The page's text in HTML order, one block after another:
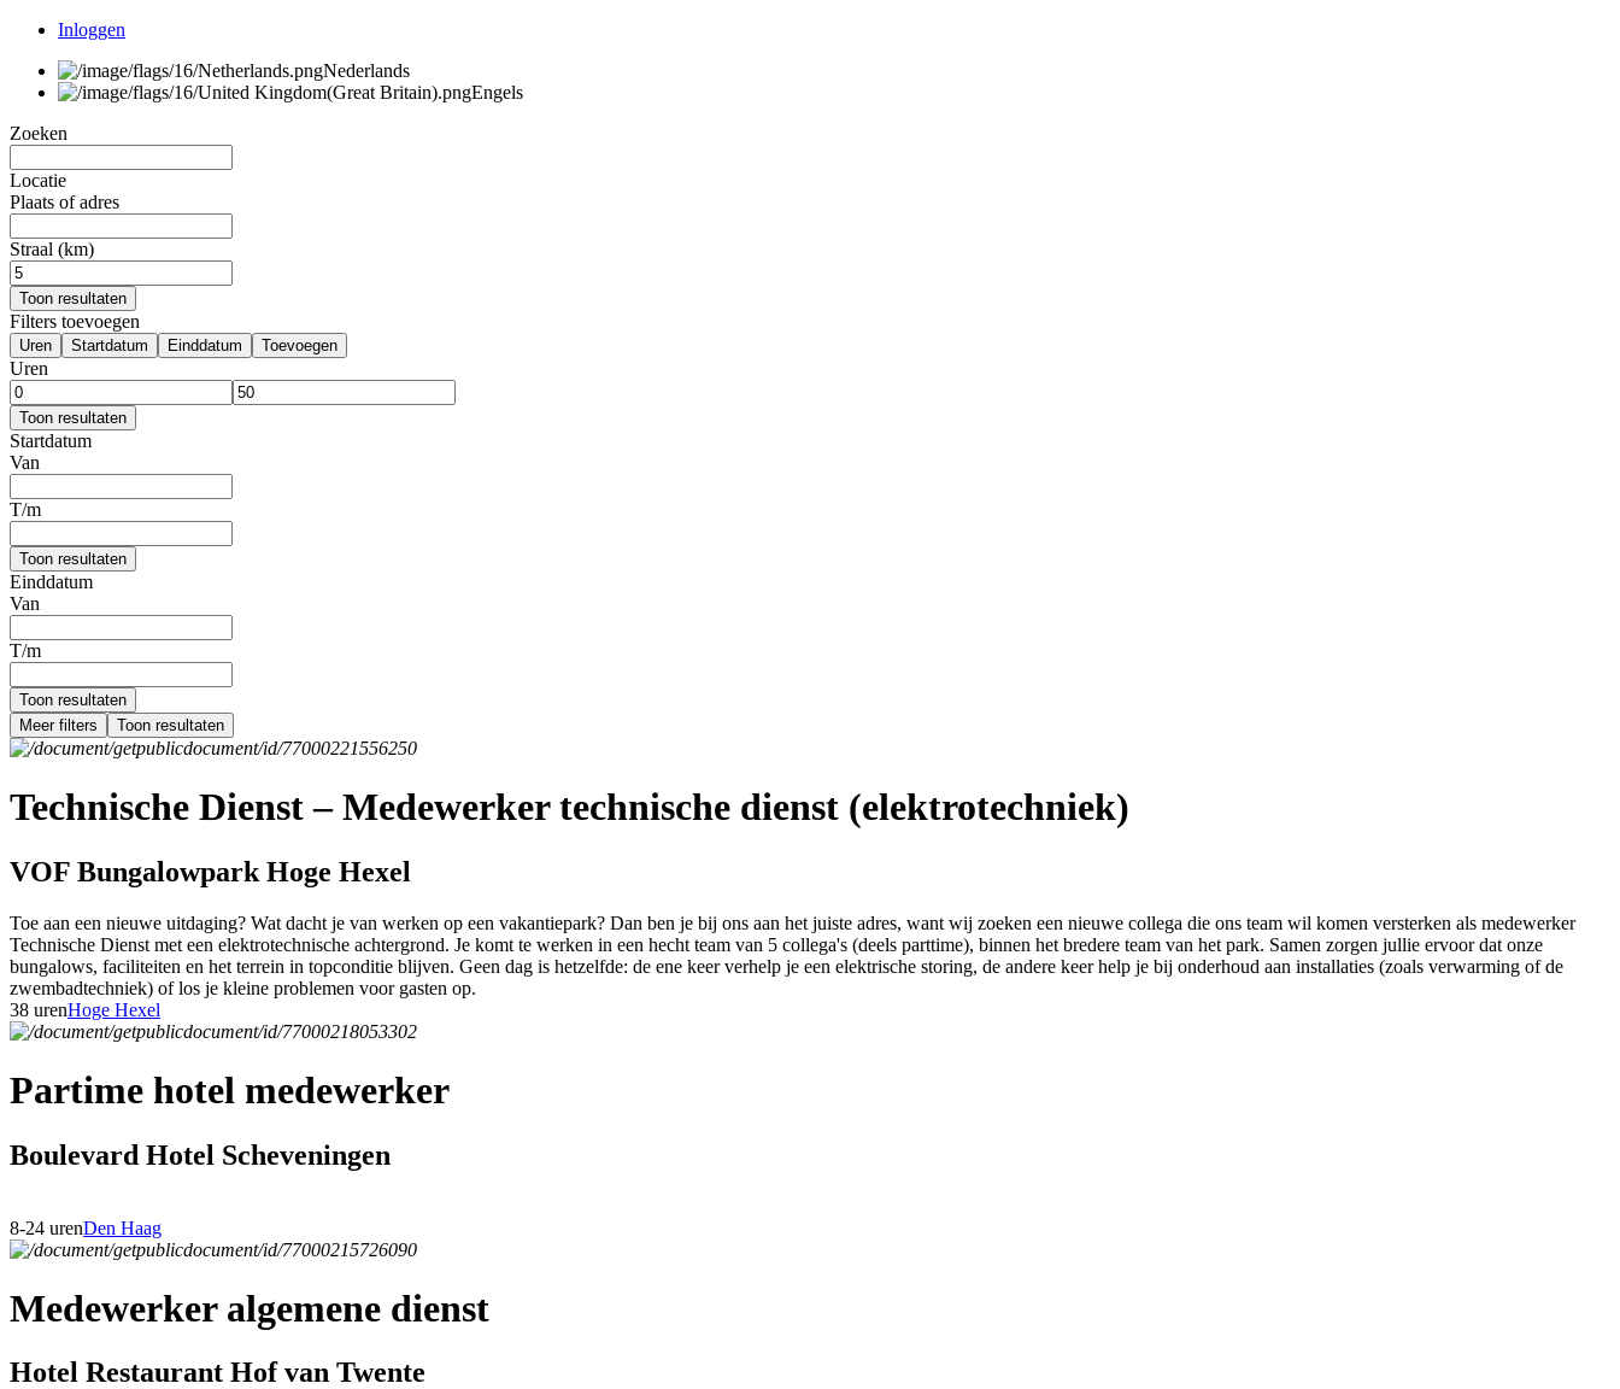
Inloggen
Nederlands
Engels
Zoeken
Locatie
Plaats of adres
Straal (km)
Toon resultaten
Filters toevoegen
Uren Startdatum Einddatum Toevoegen
Uren
Toon resultaten
Startdatum
Van
T/m
Toon resultaten
Einddatum
Van
T/m
Toon resultaten
Meer filters
Toon resultaten
Technische Dienst – Medewerker technische dienst (elektrotechniek)
VOF Bungalowpark Hoge Hexel
Toe aan een nieuwe uitdaging? Wat dacht je van werken op een vakantiepark? Dan ben je bij ons aan het juiste adres, want wij zoeken een nieuwe collega die ons team wil komen versterken als medewerker
Technische Dienst met een elektrotechnische achtergrond. Je komt te werken in een hecht team van 5 collega's (deels parttime), binnen het bredere team van het park. Samen zorgen jullie ervoor dat onze
bungalows, faciliteiten en het terrein in topconditie blijven. Geen dag is hetzelfde: de ene keer verhelp je een elektrische storing, de andere keer help je bij onderhoud aan installaties (zoals verwarming of de
zwembadtechniek) of los je kleine problemen voor gasten op.
38 urenHoge Hexel
Partime hotel medewerker
Boulevard Hotel Scheveningen
8-24 urenDen Haag
Medewerker algemene dienst
Hotel Restaurant Hof van Twente